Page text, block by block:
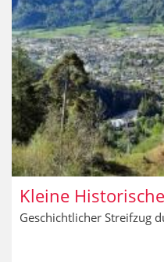
Kleine
Geschichtlicher Streifzug